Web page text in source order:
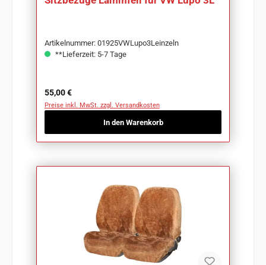
Artikelnummer: 01925VWLupo3Leinzeln
**Lieferzeit: 5-7 Tage
Regulärer Preis:
55,00 €
Preise inkl. MwSt. zzgl. Versandkosten
In den Warenkorb